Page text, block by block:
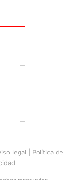
legal
Política de